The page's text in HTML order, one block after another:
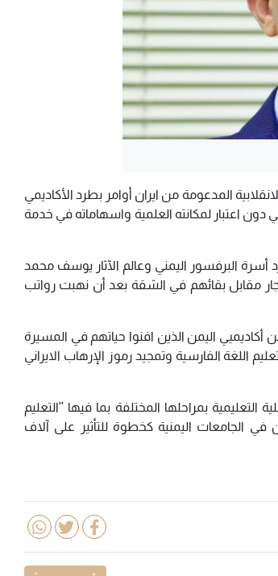
المدعومة من ايران أوامر بطرد الأكاديمي
اعتبار لمكانته العلمية واسهاماته في خدمة
البرفسور اليمني وعالم الآثار يوسف محمد
مقابل بقائهم في الشقة بعد أن نهبت رواتب
أكاديميي اليمن الذين افنوا حياتهم في المسيرة
اللغة الفارسية وتمجيد رموز الإرهاب الايراني
بمراحلها المختلفة بما فيها "التعليم
في الجامعات اليمنية كخطوة للتأثير على آلاف